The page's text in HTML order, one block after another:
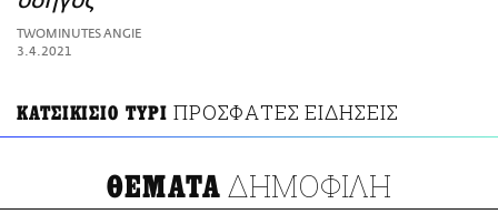
ΑΜΠΑ
PRINT
TWOMINUTES ANGIE
3.4.2021
ΚΑΤΣΙΚΙΣΙΟ ΤΥΡΙ ΠΡΟΣΦΑΤΕΣ ΕΙΔΗΣΕΙΣ
ΘΕΜΑΤΑ ΔΗΜΟΦΙΛΗ